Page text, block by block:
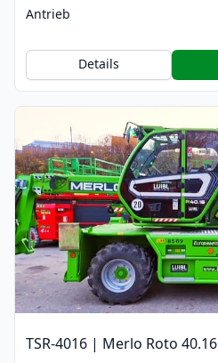
Antrieb
Details
TSR-4016 | Merlo Roto 40.16